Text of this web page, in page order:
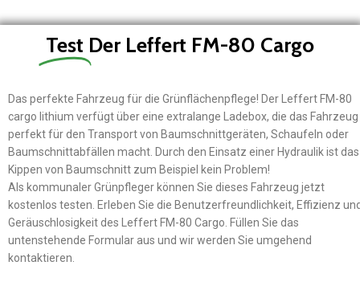
Test Der Leffert FM-80 Cargo
Das perfekte Fahrzeug für die Grünflächenpflege! Der Leffert FM-80
cargo lithium verfügt über eine extralange Ladebox, die das Fahrzeug
perfekt für den Transport von Baumschnittgeräten, Schaufeln oder
Baumschnittabfällen macht. Durch den Einsatz einer Hydraulik ist das
Kippen von Baumschnitt zum Beispiel kein Problem!
Als kommunaler Grünpfleger können Sie dieses Fahrzeug jetzt
kostenlos testen. Erleben Sie die Benutzerfreundlichkeit, Effizienz
Geräuschlosigkeit des Leffert FM-80 Cargo. Füllen Sie das
untenstehende Formular aus und wir werden Sie umgehend
kontaktieren.